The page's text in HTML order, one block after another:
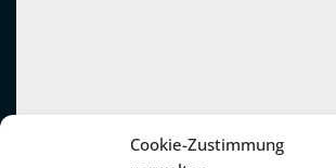
Cookie-Zustimmung